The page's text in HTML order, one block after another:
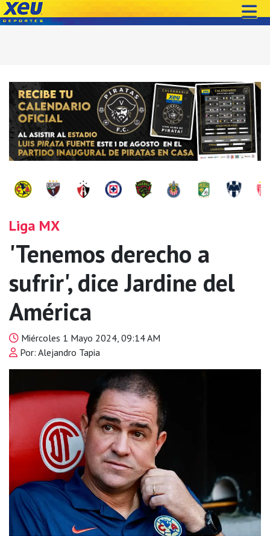
Liga MX
'Tenemos derecho a
sufrir', dice Jardine del
América
Miércoles 1 Mayo 2024, 09:14 AM
Por: Alejandro Tapia